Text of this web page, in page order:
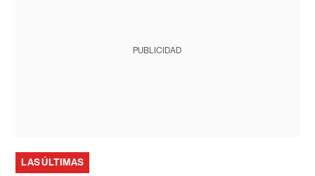
PUBLICIDAD
LAS ÚLTIMAS